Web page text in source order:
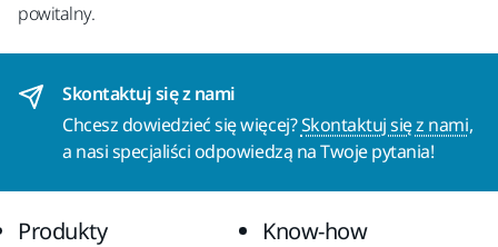
powitalny.
Skontaktuj się z nami
Chcesz dowiedzieć się więcej?Skontaktuj się z nami,
a nasi specjaliści odpowiedzą na Twoje pytania!
Produkty Know-how